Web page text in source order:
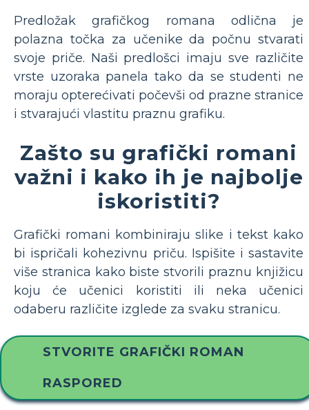
Predložak grafičkog romana odlična je
polazna točka za učenike da počnu stvarati
svoje priče. Naši predlošci imaju sve različite
vrste uzoraka panela tako da se studenti ne
moraju opterećivati počevši od prazne stranice
i stvarajući vlastitu praznu grafiku.
Zašto su grafički romani
važni i kako ih je najbolje
iskoristiti?
Grafički romani kombiniraju slike i tekst kako
bi ispričali kohezivnu priču. Ispišite i sastavite
više stranica kako biste stvorili praznu knjižicu
koju će učenici koristiti ili neka učenici
odaberu različite izglede za svaku stranicu.
STVORITE GRAFIČKI ROMAN
RASPORED